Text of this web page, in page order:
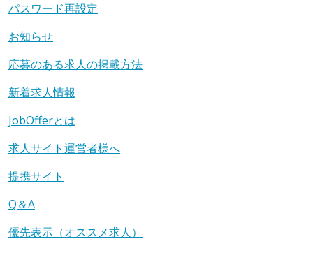
パスワード再設定
お知らせ
応募のある求人の掲載方法
新着求人情報
JobOfferとは
求人サイト運営者様へ
提携サイト
Q＆A
優先表示（オススメ求人）